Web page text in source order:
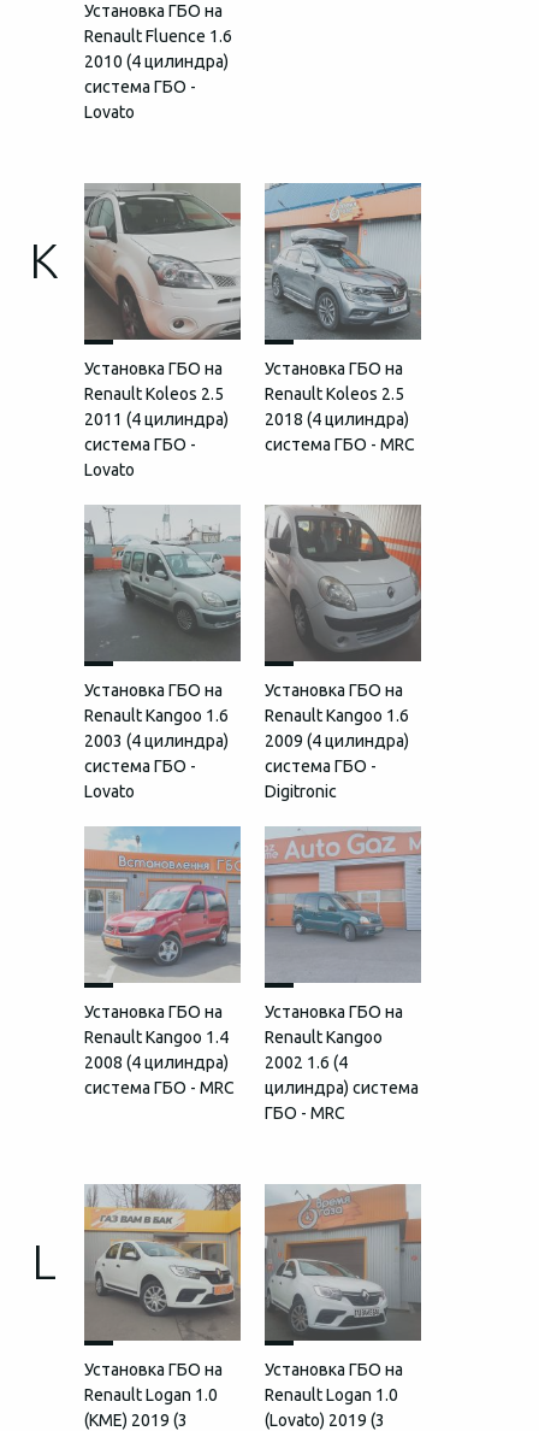
Установка ГБО на
Renault Fluence 1.6
2010 (4 цилиндра)
система ГБО -
Lovato
K
Установка ГБО на
Renault Koleos 2.5
2011 (4 цилиндра)
система ГБО -
Lovato
Установка ГБО на
Renault Koleos 2.5
2018 (4 цилиндра)
система ГБО - MRC
Установка ГБО на
Renault Kangoo 1.6
2003 (4 цилиндра)
система ГБО -
Lovato
Установка ГБО на
Renault Kangoo 1.6
2009 (4 цилиндра)
система ГБО -
Digitronic
Установка ГБО на
Renault Kangoo 1.4
2008 (4 цилиндра)
система ГБО - MRC
Установка ГБО на
Renault Kangoo
2002 1.6 (4
цилиндра) система
ГБО - MRC
L
Установка ГБО на
Renault Logan 1.0
(КМЕ) 2019 (3
Установка ГБО на
Renault Logan 1.0
(Lovato) 2019 (3